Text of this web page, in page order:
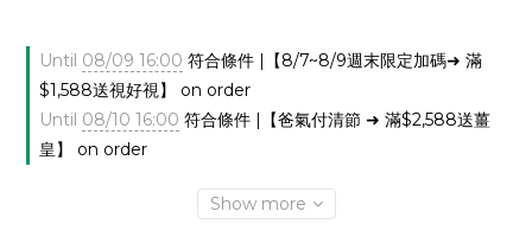
Until 08/09 16:00 符合條件 |【8/7~8/9週末限定加碼➜ 滿
$1,588送視好視】 on order
Until 08/10 16:00 符合條件 |【爸氣付清節 ➜ 滿$2,588送薑
皇】 on order
Show more